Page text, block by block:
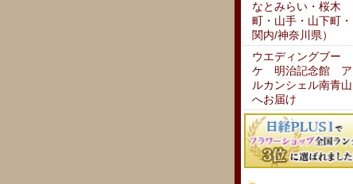
なとみらい・桜木
町・山手・山下町・
関内/神奈川県）
ウエディングブー
ケ 明治記念館 ア
ルカンシェル南青山
へお届け